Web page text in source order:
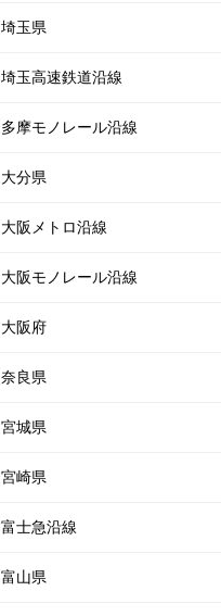
埼玉県
埼玉高速鉄道沿線
多摩モノレール沿線
大分県
大阪メトロ沿線
大阪モノレール沿線
大阪府
奈良県
宮城県
宮崎県
富士急沿線
富山県